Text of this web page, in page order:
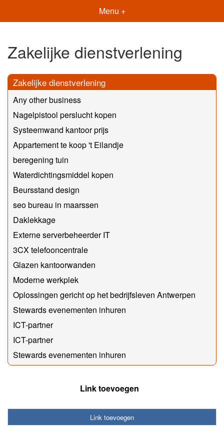
Menu +
Zakelijke dienstverlening
Zakelijke dienstverlening
Any other business
Nagelpistool perslucht kopen
Systeemwand kantoor prijs
Appartement te koop 't Eilandje
beregening tuin
Waterdichtingsmiddel kopen
Beursstand design
seo bureau in maarssen
Daklekkage
Externe serverbeheerder IT
3CX telefooncentrale
Glazen kantoorwanden
Moderne werkplek
Oplossingen gericht op het bedrijfsleven Antwerpen
Stewards evenementen inhuren
ICT-partner
ICT-partner
Stewards evenementen inhuren
Link toevoegen
Link toevoegen